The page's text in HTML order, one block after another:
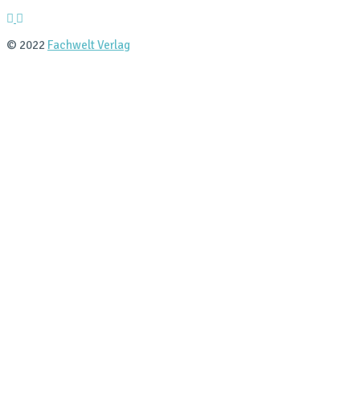
© 2022 Fachwelt Verlag